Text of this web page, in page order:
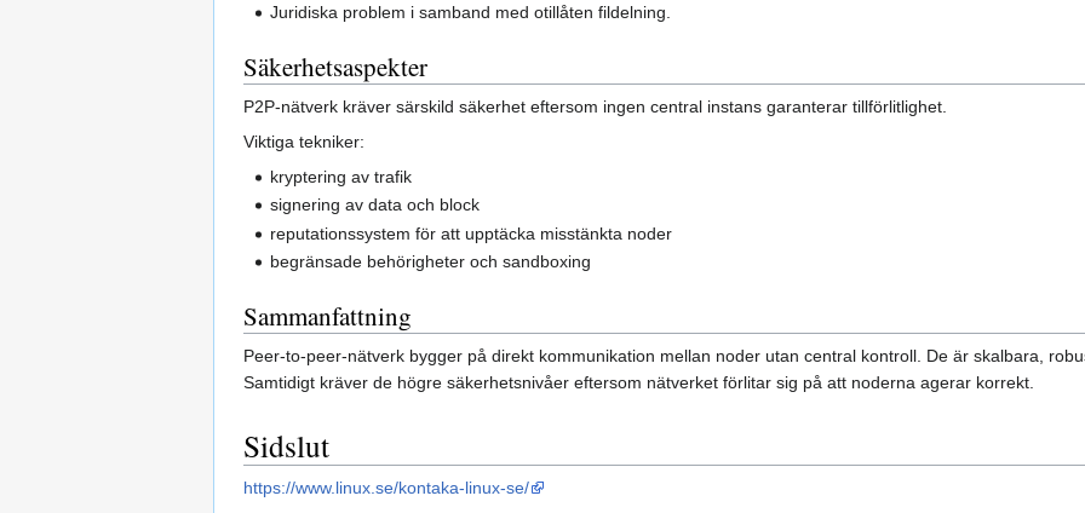
Juridiska problem i samband med otillåten fildelning.
Säkerhetsaspekter
P2P-nätverk kräver särskild säkerhet eftersom ingen central instans garanterar tillförlitlighet.
Viktiga tekniker:
kryptering av trafik
signering av data och block
reputationssystem för att upptäcka misstänkta noder
begränsade behörigheter och sandboxing
Sammanfattning
Peer-to-peer-nätverk bygger på direkt kommunikation mellan noder utan central kontroll. De är skalbara,
Samtidigt kräver de högre säkerhetsnivåer eftersom nätverket förlitar sig på att noderna agerar korrekt.
Sidslut
https://www.linux.se/kontaka-linux-se/